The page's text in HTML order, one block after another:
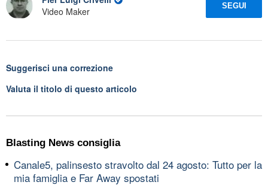
Video Maker
SEGUI
Suggerisci una correzione
Valuta il titolo di questo articolo
Blasting News consiglia
Canale5, palinsesto stravolto dal 24 agosto: Tutto per la
mia famiglia e Far Away spostati